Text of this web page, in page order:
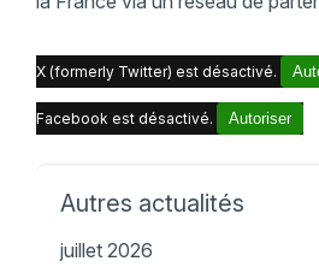
X (formerly Twitter) est désactivé.
Facebook est désactivé. Autoriser
Autres actualités
juillet 2026